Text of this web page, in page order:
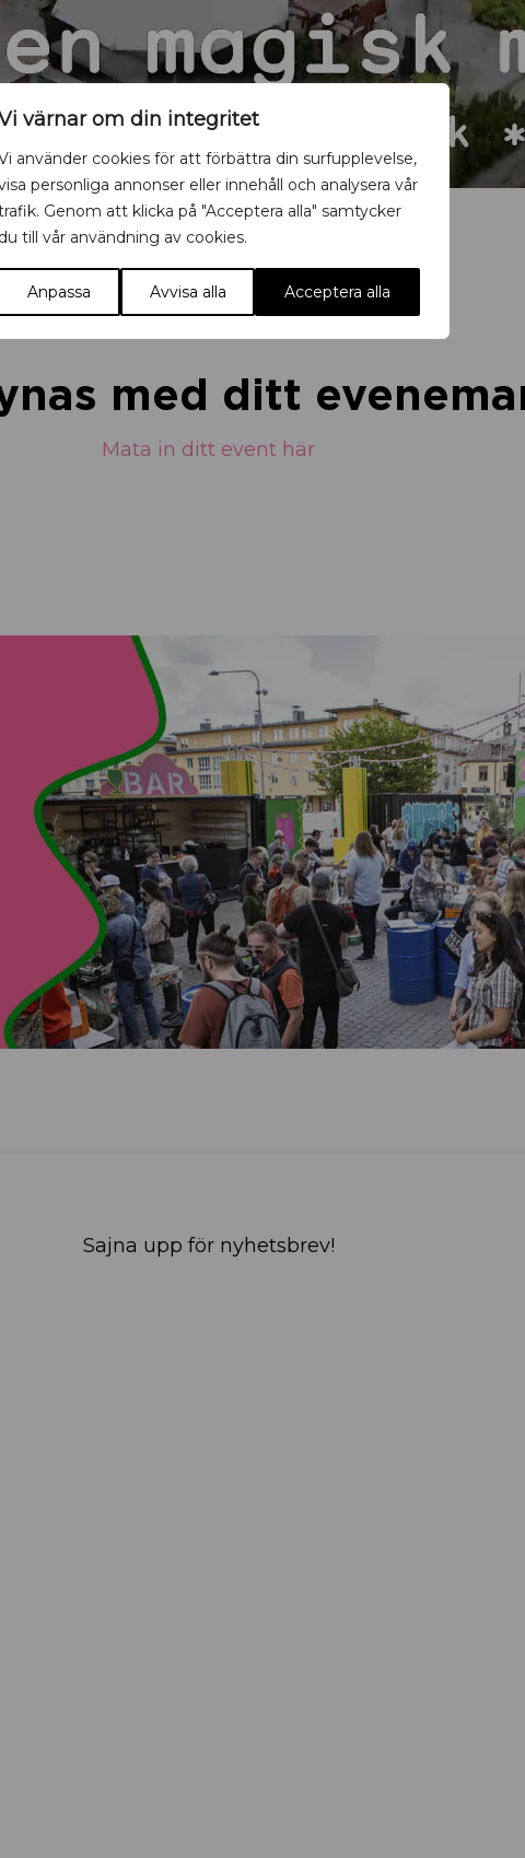
värnar om din integritet
använder cookies för att förbättra din surfupplevelse,
personliga annonser eller innehåll och analysera vår
Genom att klicka på "Acceptera alla" samtycker
du till vår användning av cookies.
Anpassa Avvisa alla Acceptera alla
med ditt
Mata in ditt event här
Sajna upp för nyhetsbrev!